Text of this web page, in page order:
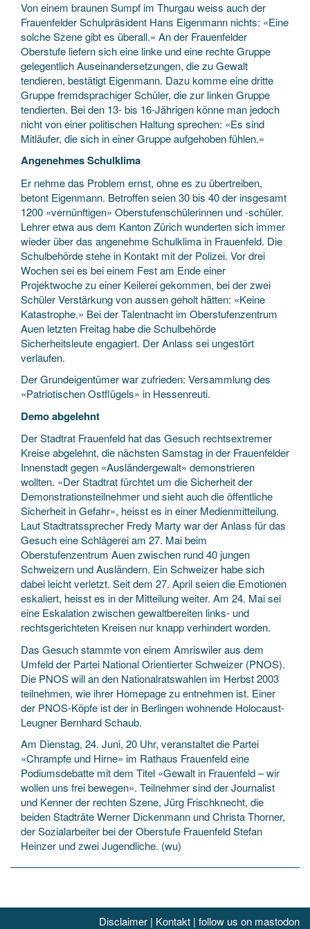
Von einem braunen Sumpf im Thurgau weiss auch der
Frauenfelder Schulpräsident Hans Eigenmann nichts: «Eine
solche Szene gibt es überall.» An der Frauenfelder
Oberstufe liefern sich eine linke und eine rechte Gruppe
gelegentlich Auseinandersetzungen, die zu Gewalt
tendieren, bestätigt Eigenmann. Dazu komme eine dritte
Gruppe fremdsprachiger Schüler, die zur linken Gruppe
tendierten. Bei den 13- bis 16-Jährigen könne man jedoch
nicht von einer politischen Haltung sprechen: «Es sind
Mitläufer, die sich in einer Gruppe aufgehoben fühlen.»
Angenehmes Schulklima
Er nehme das Problem ernst, ohne es zu übertreiben,
betont Eigenmann. Betroffen seien 30 bis 40 der insgesamt
1200 «vernünftigen» Oberstufenschülerinnen und -schüler.
Lehrer etwa aus dem Kanton Zürich wunderten sich immer
wieder über das angenehme Schulklima in Frauenfeld. Die
Schulbehörde stehe in Kontakt mit der Polizei. Vor drei
Wochen sei es bei einem Fest am Ende einer
Projektwoche zu einer Keilerei gekommen, bei der zwei
Schüler Verstärkung von aussen geholt hätten: «Keine
Katastrophe.» Bei der Talentnacht im Oberstufenzentrum
Auen letzten Freitag habe die Schulbehörde
Sicherheitsleute engagiert. Der Anlass sei ungestört
verlaufen.
Der Grundeigentümer war zufrieden: Versammlung des
«Patriotischen Ostflügels» in Hessenreuti.
Demo abgelehnt
Der Stadtrat Frauenfeld hat das Gesuch rechtsextremer
Kreise abgelehnt, die nächsten Samstag in der Frauenfelder
Innenstadt gegen «Ausländergewalt» demonstrieren
wollten. «Der Stadtrat fürchtet um die Sicherheit der
Demonstrationsteilnehmer und sieht auch die öffentliche
Sicherheit in Gefahr», heisst es in einer Medienmitteilung.
Laut Stadtratssprecher Fredy Marty war der Anlass für das
Gesuch eine Schlägerei am 27. Mai beim
Oberstufenzentrum Auen zwischen rund 40 jungen
Schweizern und Ausländern. Ein Schweizer habe sich
dabei leicht verletzt. Seit dem 27. April seien die Emotionen
eskaliert, heisst es in der Mitteilung weiter. Am 24. Mai sei
eine Eskalation zwischen gewaltbereiten links- und
rechtsgerichteten Kreisen nur knapp verhindert worden.
Das Gesuch stammte von einem Amriswiler aus dem
Umfeld der Partei National Orientierter Schweizer (PNOS).
Die PNOS will an den Nationalratswahlen im Herbst 2003
teilnehmen, wie ihrer Homepage zu entnehmen ist. Einer
der PNOS-Köpfe ist der in Berlingen wohnende Holocaust-
Leugner Bernhard Schaub.
Am Dienstag, 24. Juni, 20 Uhr, veranstaltet die Partei
«Chrampfe und Hirne» im Rathaus Frauenfeld eine
Podiumsdebatte mit dem Titel «Gewalt in Frauenfeld – wir
wollen uns frei bewegen». Teilnehmer sind der Journalist
und Kenner der rechten Szene, Jürg Frischknecht, die
beiden Stadträte Werner Dickenmann und Christa Thorner,
der Sozialarbeiter bei der Oberstufe Frauenfeld Stefan
Heinzer und zwei Jugendliche. (wu)
Disclaimer | Kontakt | follow us on mastodon